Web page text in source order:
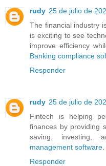
rudy 25 de julio de
The financial industry
is exciting to see
improve efficiency
Banking compliance
Responder
rudy 25 de julio de
Fintech is helping
finances by providing
saving, investing,
management software
Responder